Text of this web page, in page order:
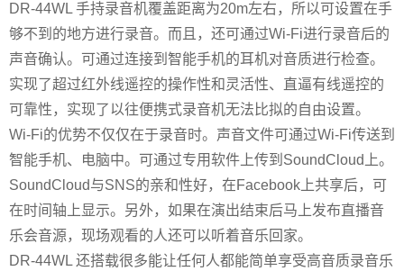
DR-44WL 手持录音机覆盖距离为20m左右，所以可设置在手
够不到的地方进行录音。而且，还可通过Wi-Fi进行录音后的
声音确认。可通过连接到智能手机的耳机对音质进行检查。
实现了超过红外线遥控的操作性和灵活性、直逼有线遥控的
可靠性，实现了以往便携式录音机无法比拟的自由设置。
Wi-Fi的优势不仅仅在于录音时。声音文件可通过Wi-Fi传送到
智能手机、电脑中。可通过专用软件上传到SoundCloud上。
SoundCloud与SNS的亲和性好，在Facebook上共享后，可
在时间轴上显示。另外，如果在演出结束后马上发布直播音
乐会音源，现场观看的人还可以听着音乐回家。
DR-44WL 还搭载很多能让任何人都能简单享受高音质录音乐